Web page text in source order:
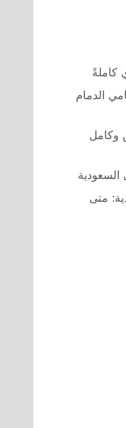
كاملةً
الدمام
وكامل
السعودية
متى